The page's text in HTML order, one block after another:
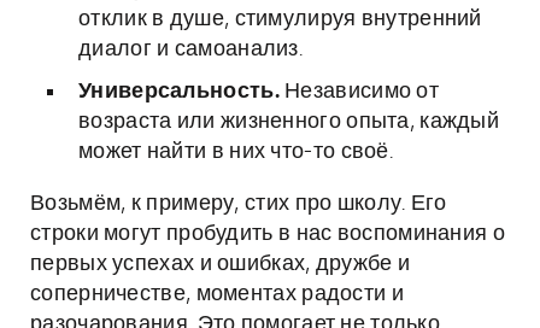
отклик в душе, стимулируя внутренний
диалог и самоанализ.
Универсальность.Независимо от
возраста или жизненного опыта, каждый
может найти в них что-то своё.
Возьмём, к примеру, стих про школу. Его
строки могут пробудить в нас воспоминания о
первых успехах и ошибках, дружбе и
соперничестве, моментах радости и